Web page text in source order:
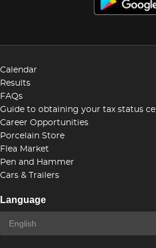
Calendar
Results
FAQs
Guide to obtaining your tax status
Career Opportunities
Porcelain Store
Flea Market
Pen and Hammer
Cars & Trailers
Language